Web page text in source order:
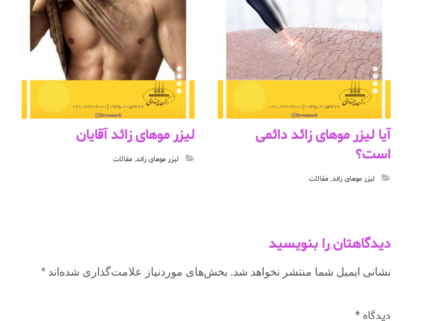
آیا لیزر موهای زائد دائمی
است؟
لیزر موهای زائد, مقالات
لیزر موهای زائد آقایان
لیزر موهای زائد, مقالات
دیدگاهتان را بنویسید
نشانی ایمیل شما منتشر نخواهد شد. بخش‌های موردنیاز علامت‌گذاری شده‌اند *
دیدگاه*